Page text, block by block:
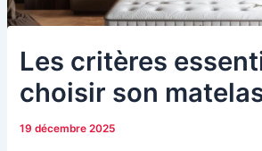
Les critères
choisir son
19 décembre 2025